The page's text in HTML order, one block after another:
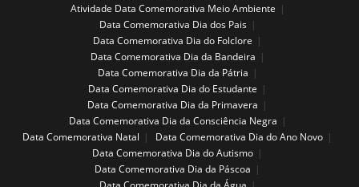
Atividade Data Comemorativa Meio Ambiente
Data Comemorativa Dia dos Pais
Data Comemorativa Dia do Folclore
Data Comemorativa Dia da Bandeira
Data Comemorativa Dia da Pátria
Data Comemorativa Dia do Estudante
Data Comemorativa Dia da Primavera
Data Comemorativa Dia da Consciência Negra
Data Comemorativa Natal
Data Comemorativa Dia do Ano Novo
Data Comemorativa Dia do Autismo
Data Comemorativa Dia da Páscoa